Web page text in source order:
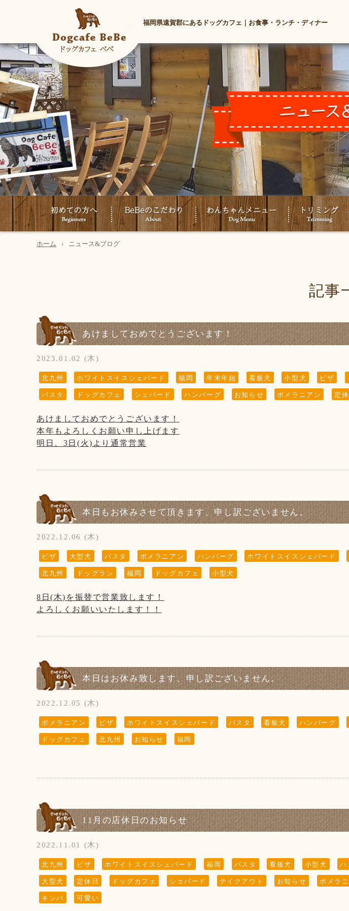
福岡県遠賀郡にあるドッグカフェ｜お食事・ランチ・ディナー
ホーム ニュース&ブログ
記事
あけましておめでとうございます！
2023.01.02 (木)
北九州 ホワイトスイスシェパード 福岡 年末年始 看板犬 小型犬 ピザ
パスタ ドッグカフェ シェパード ハンバーグ お知らせ ポメラニアン 定休
あけましておめでとうございます！
本年もよろしくお願い申し上げます
明日、3日(火)より通常営業
1日、2日はお正月休み
12日、19日、26日の木曜日、
(↓こちらのお知らせは知らない方がまだいらっしゃいますので、暫く掲載させ
当店の看板犬のsunちゃん(ポメラニアン)が
2021年2月19日に13歳で虹の橋を渡りました。
ホームページやFacebookなどを見てsunちゃんに
私共としては大切な家族で、
ホームページなどの画面から
sunちゃんを消すという事は出来ません。
大変申し訳ございません。ご了承くださいませ※
お子様の遊ぶ所ではございません。
サッカー・キャッチボール・お子様だけの追いかけっこなどはご遠慮頂きま
保護者の方はわんちゃんだけでなく、お子様からも目を離さないようにお願
【新型コロナウイルス感染防止対策について】
新型コロナウイルス感染防止対策を行っております。
お客様の安全の為にもご協力をお願い致します。
本日もお休みさせて頂きます、申し訳ございません。
2022.12.06 (木)
ピザ 大型犬 パスタ ポメラニアン ハンバーグ ホワイトスイスシェパード
北九州 ドッグラン 福岡 ドッグカフェ 小型犬
8日(木)を振替で営業致します！
よろしくお願いいたします！！
本日はお休み致します、申し訳ございません。
2022.12.05 (木)
ポメラニアン ピザ ホワイトスイスシェパード パスタ 看板犬 ハンバーグ
ドッグカフェ 北九州 お知らせ 福岡
11月の店休日のお知らせ
2022.11.01 (木)
北九州 ピザ ホワイトスイスシェパード 福岡 パスタ 看板犬 小型犬 ハ
大型犬 定休日 ドッグカフェ シェパード テイクアウト お知らせ ポメラ
キンパ 可愛い